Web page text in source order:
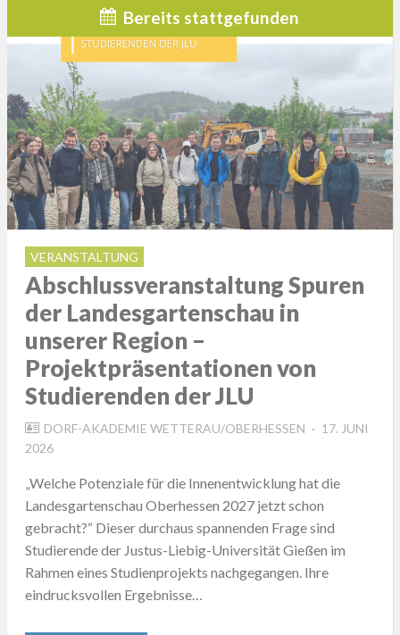
Bereits stattgefunden
VERANSTALTUNG
Abschlussveranstaltung Spuren
der Landesgartenschau in
unserer Region –
Projektpräsentationen von
Studierenden der JLU
DORF-AKADEMIE WETTERAU/OBERHESSEN
POSTED
17. JUNI
2026
„Welche Potenziale für die Innenentwicklung hat die
Landesgartenschau Oberhessen 2027 jetzt schon
gebracht?“ Dieser durchaus spannenden Frage sind
Studierende der Justus-Liebig-Universität Gießen im
Rahmen eines Studienprojekts nachgegangen. Ihre
eindrucksvollen Ergebnisse…